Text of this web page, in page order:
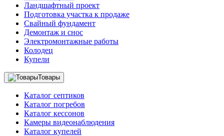
Ландшафтный проект
Подготовка участка к продаже
Свайный фундамент
Демонтаж и снос
Электромонтажные работы
Колодец
Купели
Товары
Каталог септиков
Каталог погребов
Каталог кессонов
Камеры видеонаблюдения
Каталог купелей